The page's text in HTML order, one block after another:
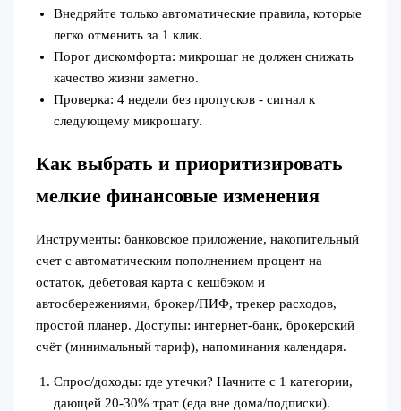
Внедряйте только автоматические правила, которые
легко отменить за 1 клик.
Порог дискомфорта: микрошаг не должен снижать
качество жизни заметно.
Проверка: 4 недели без пропусков - сигнал к
следующему микрошагу.
Как выбрать и приоритизировать
мелкие финансовые изменения
Инструменты: банковское приложение, накопительный
счет с автоматическим пополнением процент на
остаток, дебетовая карта с кешбэком и
автосбережениями, брокер/ПИФ, трекер расходов,
простой планер. Доступы: интернет‑банк, брокерский
счёт (минимальный тариф), напоминания календаря.
Спрос/доходы: где утечки? Начните с 1 категории,
дающей 20-30% трат (еда вне дома/подписки).